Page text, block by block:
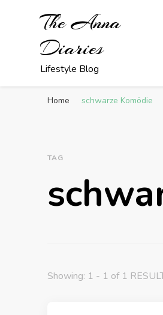
The Anna
Diaries
Lifestyle Blog
Home schwarze Komödie
TAG
Showing: 1 - 1 of 1